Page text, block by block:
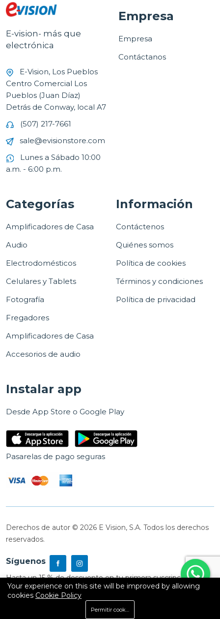
E-vision- más que
electrónica
E-Vision, Los Pueblos
Centro Comercial Los
Pueblos (Juan Díaz)
Detrás de Conway, local A7
(507) 217-7661
sale@evisionstore.com
Lunes a Sábado 10:00
a.m. - 6:00 p.m.
Empresa
Empresa
Contáctanos
Categorías
Amplificadores de Casa
Audio
Electrodomésticos
Celulares y Tablets
Fotografía
Fregadores
Amplificadores de Casa
Accesorios de audio
Información
Contáctenos
Quiénes somos
Política de cookies
Términos y condiciones
Política de privacidad
Instalar app
Desde App Store o Google Play
Pasarelas de pago seguras
Derechos de autor © 2026 E Vision, S.A. Todos los derechos
reservados.
Síguenos
Hasta un 15 % de descuento en tu primera suscripción
Carrito
Your experience on this site will be improved by allowing
cookies Cookie Policy
Permitir cookies